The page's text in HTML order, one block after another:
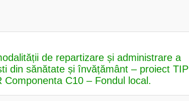
de repartizare și administrare a
din sănătate și învățământ – proiect TIP
C10 – Fondul local.